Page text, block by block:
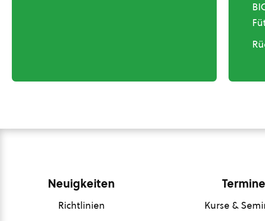
Neuigkeiten
Richtlinien
Termine
Kurse &